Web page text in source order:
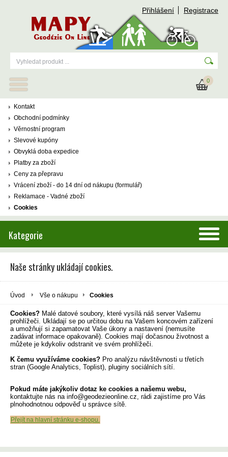
Přihlášení Registrace
0
Kontakt
Obchodní podmínky
Věrnostní program
Slevové kupóny
Obvyklá doba expedice
Platby za zboží
Ceny za přepravu
Vrácení zboží - do 14 dní od nákupu (formulář)
Reklamace - Vadné zboží
Cookies
Kategorie
Naše stránky ukládají cookies.
Úvod Vše o nákupu Cookies
Cookies? Malé datové soubory, které vysílá náš server Vašemu
prohlížeči. Ukládají se po určitou dobu na Vašem koncovém zařízení
a umožňují si zapamatovat Vaše úkony a nastavení (nemusíte
zadávat informace opakovaně). Cookies mají dočasnou životnost a
můžete je kdykoliv odstranit ve svém prohlížeči.
K čemu využíváme cookies? Pro analýzu návštěvnosti u třetích
stran (Google Analytics, Toplist), pluginy sociálních sítí.
Pokud máte jakýkoliv dotaz ke cookies a našemu webu,
kontaktujte nás na info@geodezieonline.cz, rádi zajistíme pro Vás
plnohodnotnou odpověď u správce sítě.
Přejít na hlavní stránku e-shopu.